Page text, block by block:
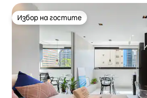
Избор на гостите
Избор на гостите